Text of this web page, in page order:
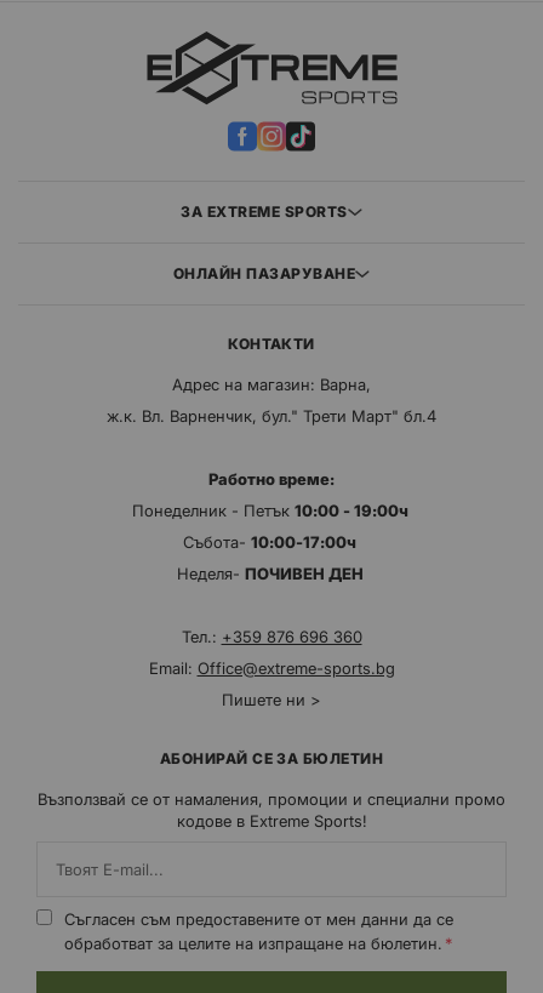
ЗА EXTREME SPORTS
ОНЛАЙН ПАЗАРУВАНЕ
КОНТАКТИ
Адрес на магазин: Варна,
ж.к. Вл. Варненчик, бул." Трети Март" бл.4
Работно време:
Понеделник - Петък 10:00 - 19:00ч
Събота- 10:00-17:00ч
Неделя- ПОЧИВЕН ДЕН
Тел.: +359 876 696 360
Email: Office@extreme-sports.bg
Пишете ни >
АБОНИРАЙ СЕ ЗА БЮЛЕТИН
Възползвай се от намаления, промоции и специални промо
кодове в Extreme Sports!
Съгласен съм предоставените от мен данни да се
обработват за целите на изпращане на бюлетин.